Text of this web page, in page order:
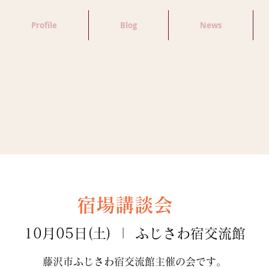
Profile Blog News
宿場講談会
10月05日(土) ふじさわ宿交流館
藤沢市ふじさわ宿交流館主催の会です。